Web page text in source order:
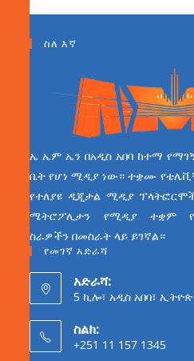
ስለ እኛ
ኤ ኤም ኤን በአዲስ አበባ ከተማ
ቤት የሆነ ሚዲያ ነው። ተቋሙ
የተለያዩ ዲጂታል ሚዲያ
ሜትሮፖሊታን የሚዲያ ተቋም
ስራዎችን በመስራት ላይ ይገኛል።
የመገኛ አድራሻ
አድራሻ:
5 ኪሎ፣ አዲስ አበባ፣
ስልክ:
+251 11 157 1345